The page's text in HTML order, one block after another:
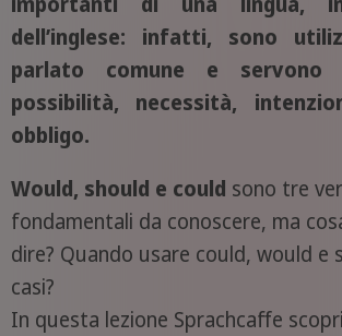
dell’inglese: infatti, sono
parlato comune e servono
possibilità, necessità,
obbligo.
Would, should e could sono tre
fondamentali da conoscere, ma
dire? Quando usare could, would e
casi?
In questa lezione Sprachcaffe